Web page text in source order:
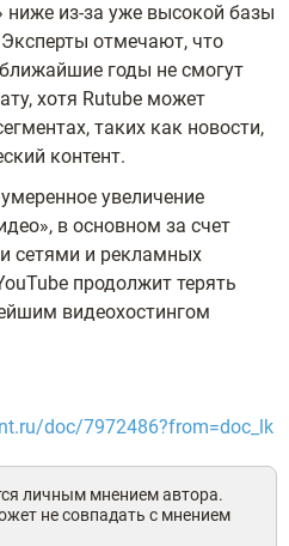
ниже из-за уже высокой базы
отмечают, что
годы не смогут
хотя Rutube может
таких как новости,
контент.
увеличение
в основном за счет
сетями и рекламных
продолжит терять
видеохостингом
doc/7972486?from=doc_lk
личным мнением автора.
не совпадать с мнением